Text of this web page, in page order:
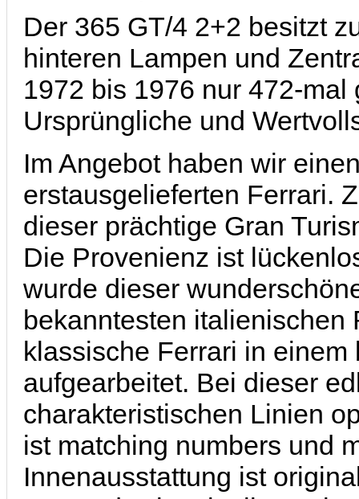
Der 365 GT/4 2+2 besitzt
hinteren Lampen und
1972 bis 1976 nur 472-mal
Ursprüngliche und
Im Angebot haben wir
erstausgelieferten Ferrari.
dieser prächtige Gran
Die Provenienz ist
wurde dieser
bekanntesten italienischen
klassische Ferrari in
aufgearbeitet. Bei dieser
charakteristischen Linien
ist matching numbers und
Innenausstattung ist